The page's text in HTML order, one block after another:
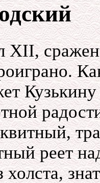
XII,
реет